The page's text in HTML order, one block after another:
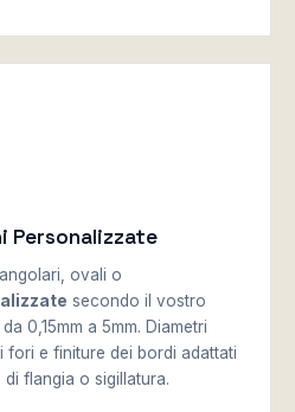
Personalizzate
ovali o
secondo il vostro
0,15mm a 5mm. Diametri
fori e finiture dei bordi adattati
flangia o sigillatura.